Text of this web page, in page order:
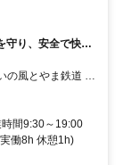
守り、安全で快適
の風とやま鉄道 魚
間9:30～19:00
働8h 休憩1h)